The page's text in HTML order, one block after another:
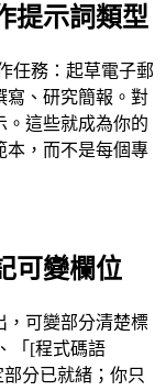
提示詞類型
任務：起草電子郵
寫、研究簡報。對
。這些就成為你的
本，而不是每個專
可變欄位
，可變部分清楚標
「[程式碼語
分已就緒；你只